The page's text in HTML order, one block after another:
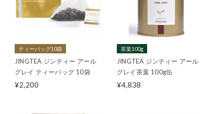
ティーバッグ10袋
JINGTEA ジンティー アール
グレイ ティーバッグ 10袋
¥2,200
茶葉100g
JINGTEA ジンティー アール
グレイ茶葉 100g缶
¥4,838